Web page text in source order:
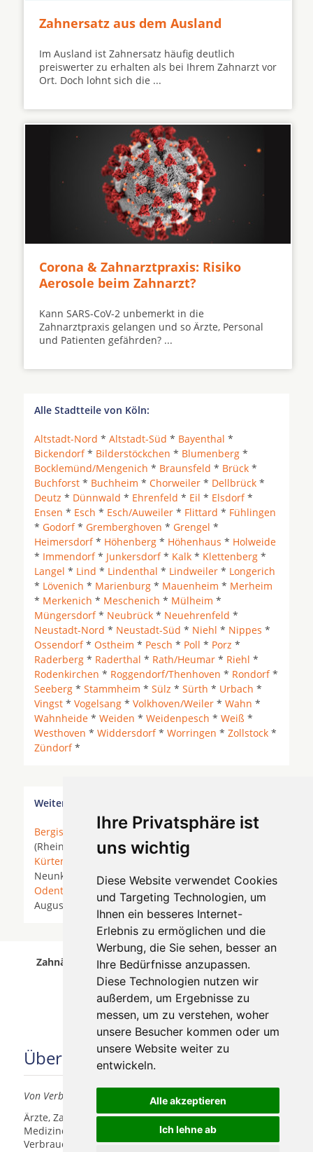
Ihre Privatsphäre ist
uns wichtig
Diese Website verwendet Cookies
und Targeting Technologien, um
Ihnen ein besseres Internet-
Erlebnis zu ermöglichen und die
Werbung, die Sie sehen, besser an
Ihre Bedürfnisse anzupassen.
Diese Technologien nutzen wir
außerdem, um Ergebnisse zu
messen, um zu verstehen, woher
unsere Besucher kommen oder um
unsere Website weiter zu
entwickeln.
Alle akzeptieren
Ich lehne ab
Zahnersatz aus dem Ausland
Im Ausland ist Zahnersatz häufig deutlich
preiswerter zu erhalten als bei Ihrem Zahnarzt vor
Ort. Doch lohnt sich die ...
Corona & Zahnarztpraxis: Risiko
Aerosole beim Zahnarzt?
Kann SARS-CoV-2 unbemerkt in die
Zahnarztpraxis gelangen und so Ärzte, Personal
und Patienten gefährden? ...
Alle Stadtteile von Köln:
Altstadt-Nord * Altstadt-Süd * Bayenthal *
Bickendorf* Bilderstöckchen * Blumenberg *
Bocklemünd/Mengenich * Braunsfeld * Brück *
Buchforst * Buchheim * Chorweiler * Dellbrück *
Deutz * Dünnwald * Ehrenfeld * Eil * Elsdorf*
Ensen * Esch * Esch/Auweiler * Flittard * Fühlingen
* Godorf* Gremberghoven * Grengel *
Heimersdorf* Höhenberg * Höhenhaus * Holweide
* Immendorf* Junkersdorf* Kalk * Klettenberg *
Langel * Lind * Lindenthal * Lindweiler * Longerich
* Lövenich * Marienburg * Mauenheim * Merheim
* Merkenich * Meschenich * Mülheim *
Müngersdorf* Neubrück * Neuehrenfeld *
Neustadt-Nord * Neustadt-Süd * Niehl * Nippes *
Ossendorf* Ostheim * Pesch * Poll * Porz *
Raderberg * Raderthal * Rath/Heumar * Riehl *
Rodenkirchen * Roggendorf/Thenhoven * Rondorf*
Seeberg * Stammheim * Sülz * Sürth * Urbach *
Vingst * Vogelsang * Volkhoven/Weiler * Wahn *
Wahnheide * Weiden * Weidenpesch * Weiß *
Westhoven * Widdersdorf* Worringen * Zollstock *
Zündorf*
Weitere Orte in der Nähe von Köln Klettenberg
Bergisch Gladbach* Bonn *Bornheim* Bornheim
(Rheinland) * Brühl (Rheinland) *
Kürten
* Lindlar *Lohmar
Neunkirchen-Seelscheid *Neuss*Niederkassel*
Odenthal
Overath * Pulheim * Rösrath
* Sankt
Augustin * Siegburg *Troisdorf*Wesseling*
Zahnärzte für Zahnimplantete in Köln Klettenberg
wurde am 06 August 2026 aktualisiert.
Über uns
Von Verbrauchern für Verbraucher
Ärzte, Zahnärzte, Akustiker und andere
Medizindienstleister haben hier die Möglichkeit, sich
Verbrauchern vorzustellen.